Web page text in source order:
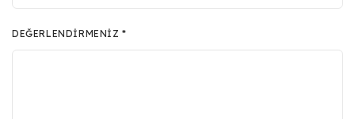
DEĞERLENDIRMENIZ*